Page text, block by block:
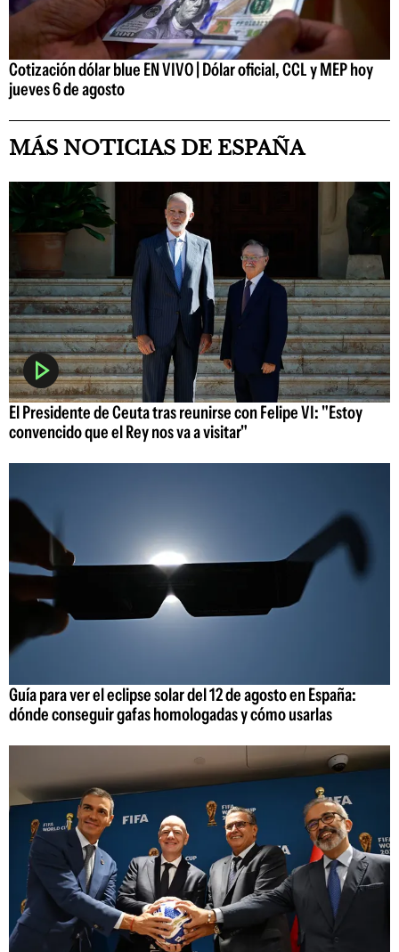
Cotización dólar blue EN VIVO | Dólar oficial, CCL y MEP hoy
jueves 6 de agosto
MÁS NOTICIAS DE ESPAÑA
El Presidente de Ceuta tras reunirse con Felipe VI: "Estoy
convencido que el Rey nos va a visitar"
Guía para ver el eclipse solar del 12 de agosto en España:
dónde conseguir gafas homologadas y cómo usarlas